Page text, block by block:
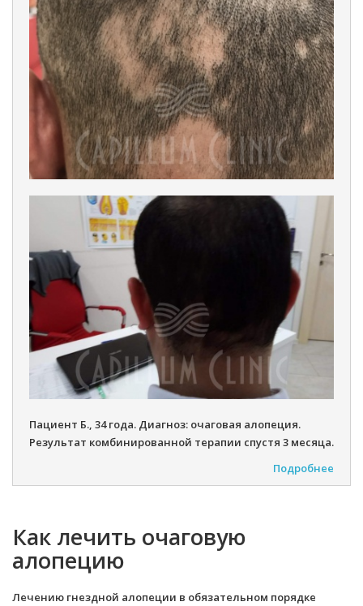
Пациент Б., 34 года. Диагноз: очаговая алопеция.
Результат комбинированной терапии спустя 3 месяца.
Подробнее
Как лечить очаговую
алопецию
Лечению гнездной алопеции в обязательном порядке